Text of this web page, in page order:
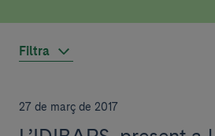
Filtra
27 de març de 2017